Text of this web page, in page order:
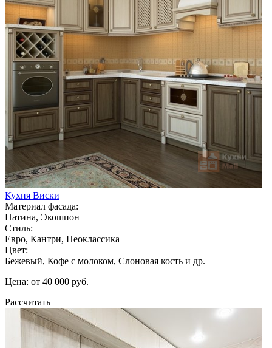
Кухня Виски
Материал фасада:
Патина, Экошпон
Стиль:
Евро, Кантри, Неоклассика
Цвет:
Бежевый, Кофе с молоком, Слоновая кость и др.
Цена: от 40 000 руб.
Рассчитать